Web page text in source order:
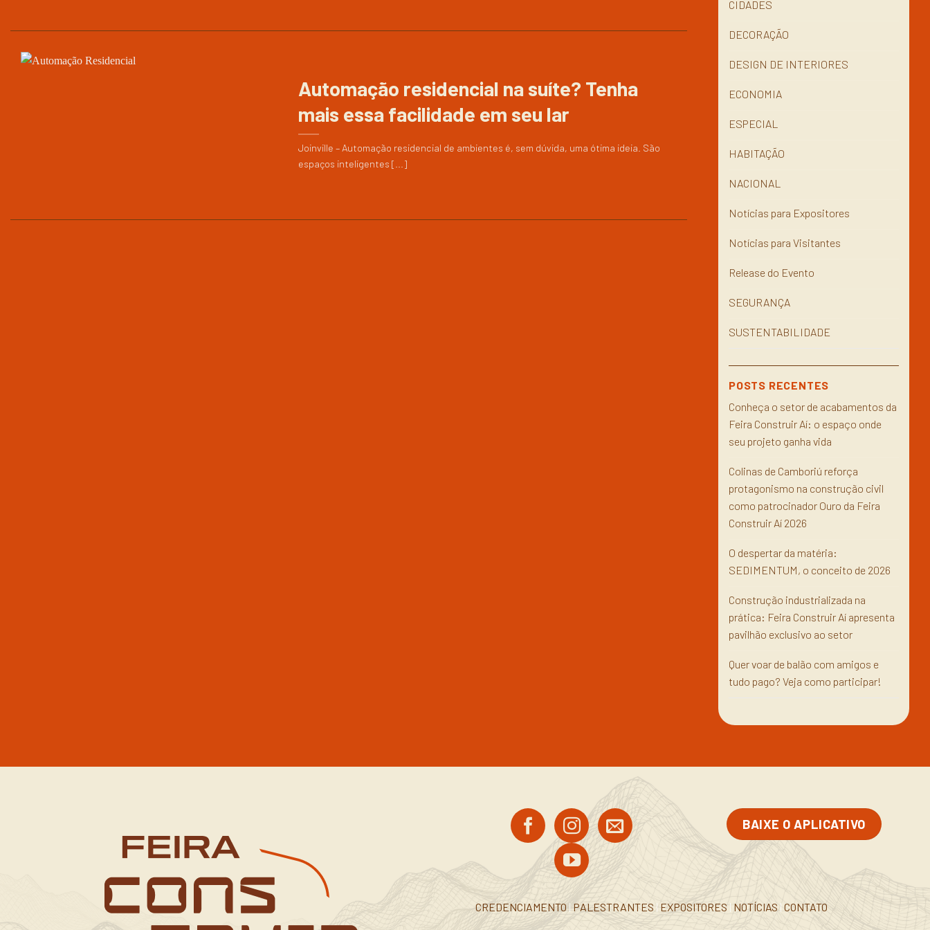
Automação residencial na suíte? Tenha
mais essa facilidade em seu lar
Joinville – Automação residencial de ambientes é, sem dúvida, uma ótima ideia. São
espaços inteligentes [...]
CIDADES
DECORAÇÃO
DESIGN DE INTERIORES
ECONOMIA
ESPECIAL
HABITAÇÃO
NACIONAL
Notícias para Expositores
Notícias para Visitantes
Release do Evento
SEGURANÇA
SUSTENTABILIDADE
POSTS RECENTES
Conheça o setor de acabamentos da
Feira Construir Aí: o espaço onde
seu projeto ganha vida
Colinas de Camboriú reforça
protagonismo na construção civil
como patrocinador Ouro da Feira
Construir Aí 2026
O despertar da matéria:
SEDIMENTUM, o conceito de 2026
Construção industrializada na
prática: Feira Construir Aí apresenta
pavilhão exclusivo ao setor
Quer voar de balão com amigos e
tudo pago? Veja como participar!
BAIXE O APLICATIVO
CREDENCIAMENTO | PALESTRANTES | EXPOSITORES | NOTÍCIAS | CONTATO